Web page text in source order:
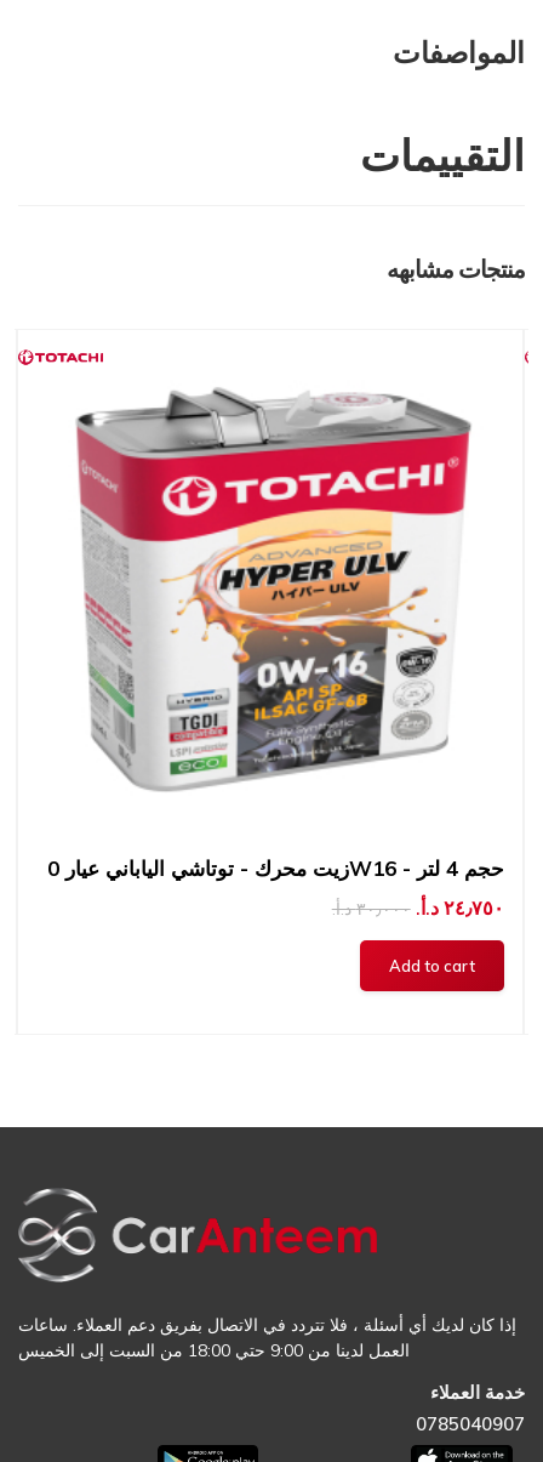
المواصفات
التقييمات
منتجات مشابهه
زيت محرك - توتاشي الياباني عيار 0W16 - حجم 4 لتر
٣٠٫٠٠٠ د.أ.‏ ٢٤٫٧٥٠ د.أ.‏
إذا كان لديك أي أسئلة ، فلا تتردد في الاتصال بفريق دعم العملاء. ساعات
العمل لدينا من 9:00 حتي 18:00 من السبت إلى الخميس
خدمة العملاء
0785040907